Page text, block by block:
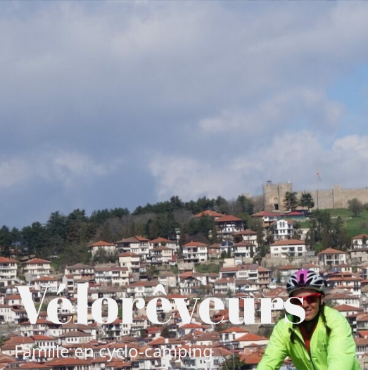
Vélorêveurs
Famille en cyclo-camping